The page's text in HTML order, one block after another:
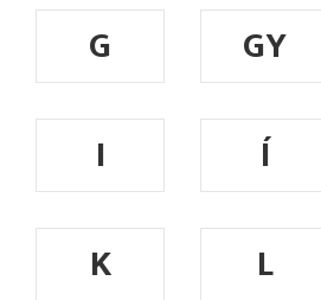
G
GY
I
Í
K
L